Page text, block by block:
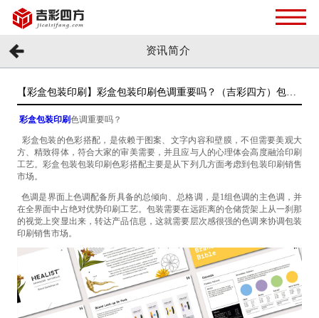
资讯简介
【彩盒包装印刷】彩盒包装印刷色调重要吗？（吉彩四方）包装
印刷厂家
彩盒包装印刷色调重要吗？
彩盒包装的色彩搭配，是依赖于图案、文字内容和壁膜，不但需要美观大
方、精致得体，符合大家的审美需要，并且应与人的心理体会高度融洽印刷
工艺。彩盒包装包装印刷色彩搭配主要是从下列几方面考虑到包装印刷销售
市场。
色调是界面上色调配备所具备的总倾向、总格调，是1组色调的主色调，并
在全界面中占绝对优势印刷工艺。包装需要在远距离的仓储货架上从一刹那
的视觉上突显出来，转达产品信息，这就需要层次感很强的色调来协调包装
印刷销售市场。